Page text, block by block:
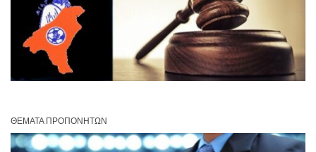
ΘΈΜΑΤΑ ΠΡΟΠΟΝΗΤΏΝ